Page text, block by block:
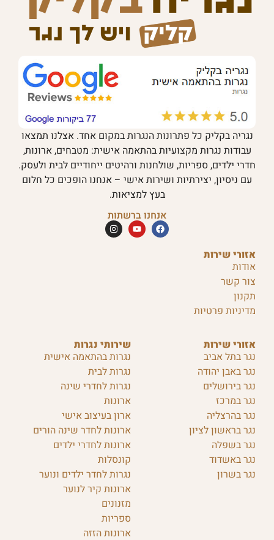
שירותי נגרות
נגרות בהתאמה אישית
נגרות לבית
נגרות לחדרי שינה
ארונות
ארון בעיצוב אישי
ארונות לחדר שינה הורים
ארונות לחדרי ילדים
קונסלות
נגרות לחדר ילדים ונוער
ארונות קיר לנוער
מזנונים
ספריות
ארונות הזזה
אזורי שירות
נגר בתל אביב
נגר באבן יהודה
נגר בירושלים
נגר במרכז
נגר בהרצליה
נגר בראשון לציון
נגר בשפלה
נגר באשדוד
נגר בשרון
אזורי שירות
אודות
צור קשר
תקנון
מדיניות פרטיות
נגריה בקליק כל פתרונות הנגרות במקום אחד. אצלנו תמצאו
עבודות נגרות מקצועיות בהתאמה אישית: מטבחים, ארונות,
חדרי ילדים, ספריות, שולחנות ורהיטים ייחודיים לבית ולעסק.
עם ניסיון, יצירתיות ושירות אישי – אנחנו הופכים כל חלום
בעץ למציאות.
אנחנו ברשתות